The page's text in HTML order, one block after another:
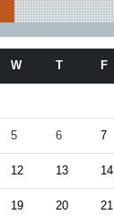
W T F
5 6 7
12 13 14
19 20 21